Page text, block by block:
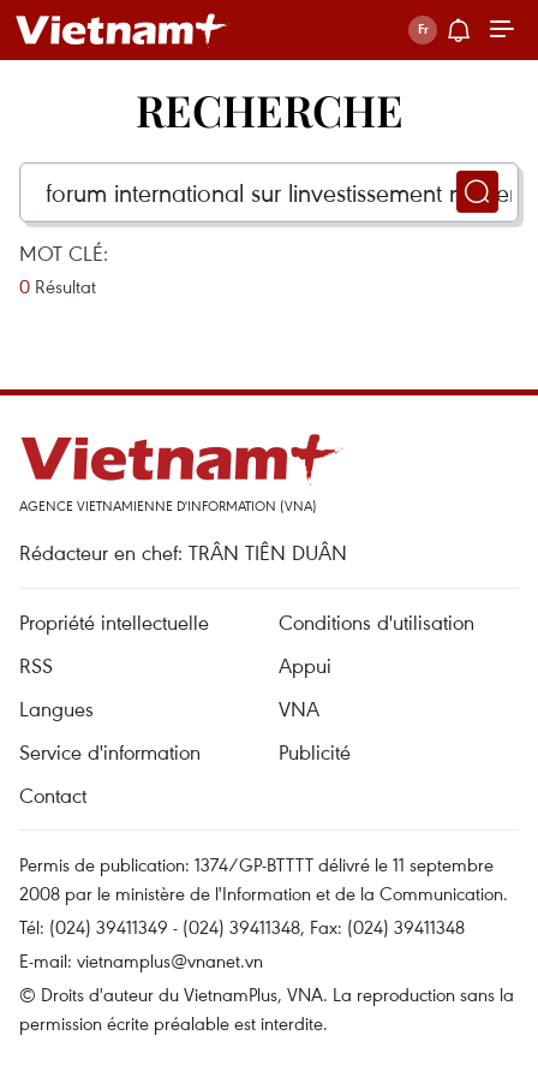
RECHERCHE
MOT CLÉ:
0 Résultat
AGENCE VIETNAMIENNE D'INFORMATION (VNA)
Rédacteur en chef: TRÂN TIÊN DUÂN
Propriété intellectuelle
Conditions d'utilisation
RSS
Appui
Langues
VNA
Service d'information
Publicité
Contact
Permis de publication: 1374/GP-BTTTT délivré le 11 septembre
2008 par le ministère de l'Information et de la Communication.
Tél: (024) 39411349 - (024) 39411348, Fax: (024) 39411348
E-mail: vietnamplus@vnanet.vn
© Droits d'auteur du VietnamPlus, VNA. La reproduction sans la
permission écrite préalable est interdite.